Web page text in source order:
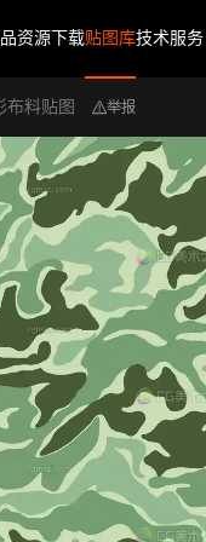
资源下载贴图库技术服务
布料贴图 举报